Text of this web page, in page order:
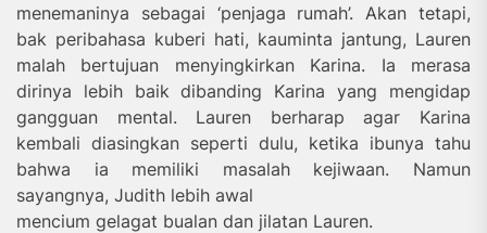
menemaninya sebagai ‘penjaga rumah’. Akan tetapi,
bak peribahasa kuberi hati, kauminta jantung, Lauren
malah bertujuan menyingkirkan Karina. Ia merasa
dirinya lebih baik dibanding Karina yang mengidap
gangguan mental. Lauren berharap agar Karina
kembali diasingkan seperti dulu, ketika ibunya tahu
bahwa ia memiliki masalah kejiwaan. Namun
sayangnya, Judith lebih awal
mencium gelagat bualan dan jilatan Lauren.